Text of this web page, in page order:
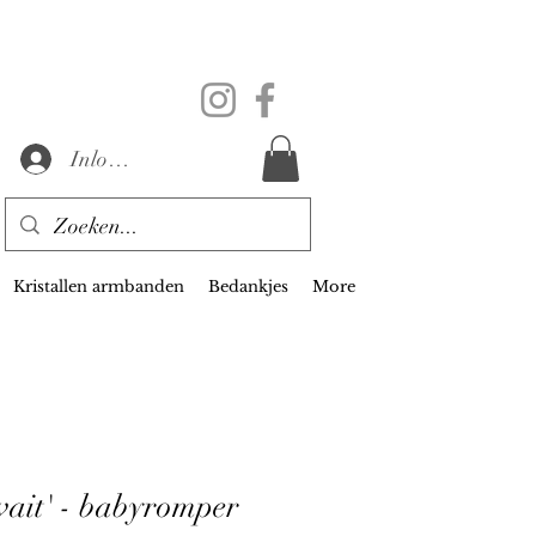
Inloggen
Kristallen armbanden Bedankjes More
- babyromper